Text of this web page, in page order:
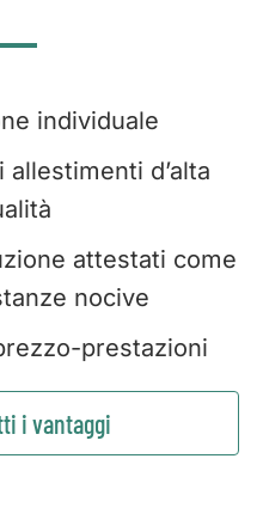
individuale
d’alta
attestati come
nocive
prestazioni
i vantaggi